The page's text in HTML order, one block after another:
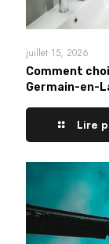
juillet 15, 2026
Comment
Germain-en-
Lire